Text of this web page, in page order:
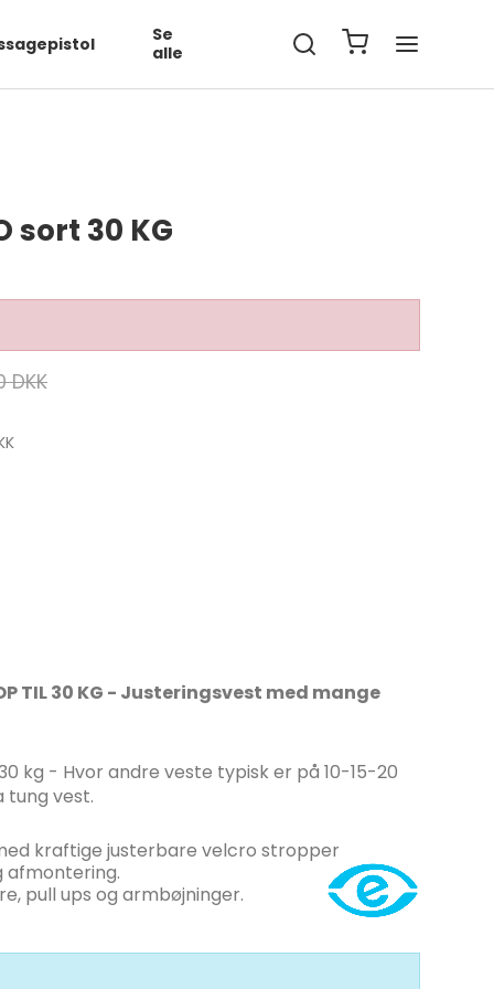
Se
alle
sort 30 KG
DKK
TIL 30 KG - Justeringsvest med mange
kg - Hvor andre veste typisk er på 10-15-20
tung vest.
kraftige justerbare velcro stropper
afmontering.
pull ups og armbøjninger.